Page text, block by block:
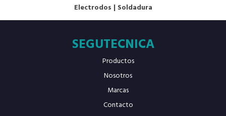
Electrodos | Soldadura
SEGUTECNICA
Productos
Nosotros
Marcas
Contacto